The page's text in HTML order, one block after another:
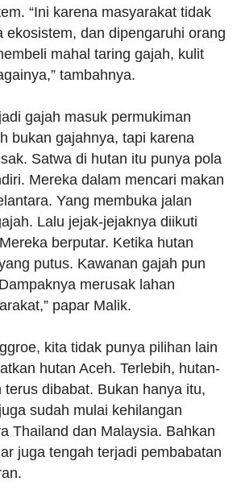
“Ini karena masyarakat tidak
ekosistem, dan dipengaruhi orang
mahal taring gajah, kulit
tambahnya.
gajah masuk permukiman
bukan gajahnya, tapi karena
Satwa di hutan itu punya pola
Mereka dalam mencari makan
Yang membuka jalan
Lalu jejak-jejaknya diikuti
berputar. Ketika hutan
putus. Kawanan gajah pun
merusak lahan
papar Malik.
kita tidak punya pilihan lain
hutan Aceh. Terlebih, hutan-
terus dibabat. Bukan hanya itu,
sudah mulai kehilangan
Thailand dan Malaysia. Bahkan
juga tengah terjadi pembabatan